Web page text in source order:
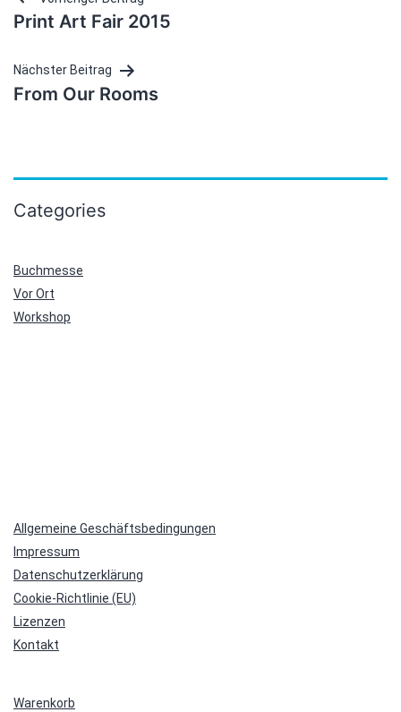
Print Art Fair 2015
Nächster Beitrag
From Our Rooms
Categories
Buchmesse
Vor Ort
Workshop
Allgemeine Geschäftsbedingungen
Impressum
Datenschutzerklärung
Cookie-Richtlinie (EU)
Lizenzen
Kontakt
Warenkorb